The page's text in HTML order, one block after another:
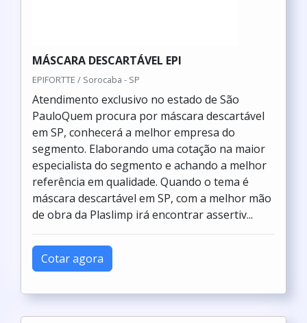
MÁSCARA DESCARTÁVEL EPI
EPIFORTTE / Sorocaba - SP
Atendimento exclusivo no estado de São
PauloQuem procura por máscara descartável
em SP, conhecerá a melhor empresa do
segmento. Elaborando uma cotação na maior
especialista do segmento e achando a melhor
referência em qualidade. Quando o tema é
máscara descartável em SP, com a melhor mão
de obra da Plaslimp irá encontrar assertiv...
Cotar agora